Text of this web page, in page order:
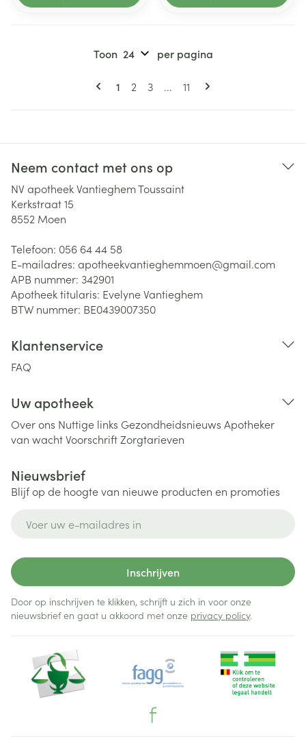
Pagina's
U lees momenteel pagina
1 Pagina
2 Pagina
3 ... Pagina
11
Toon per pagina
Neem contact met ons op
NV apotheek Vantieghem Toussaint
Kerkstraat 15
8552 Moen
Telefoon: 056 64 44 58
E-mailadres: apotheekvantieghemmoen@gmail.com
APB nummer: 342901
Apotheek titularis: Evelyne Vantieghem
BTW nummer: BE0439007350
Klantenservice
FAQ
Uw apotheek
Over ons Nuttige links Gezondheidsnieuws Apotheker
van wachtVoorschriftZorgtarieven
Nieuwsbrief
Blijf op de hoogte van nieuwe producten en promoties
Inschrijven
Door op inschrijven te klikken, schrijft u zich in voor onze
nieuwsbrief en gaat u akkoord met onze privacy policy.